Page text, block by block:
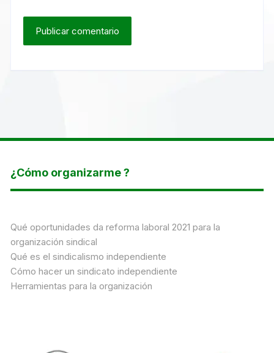
¿Cómo organizarme ?
Qué oportunidades da reforma laboral 2021 para la
organización sindical
Qué es el sindicalismo independiente
Cómo hacer un sindicato independiente
Herramientas para la organización